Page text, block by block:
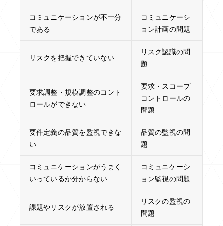
コミュニケーションが不十分
である
コミュニケーシ
ョン計画の問題
リスクを把握できていない
リスク認識の問
題
要求調整・規模調整のコント
ロールができない
要求・スコープ
コントロールの
問題
要件定義の品質を監視できな
い
品質の監視の問
題
コミュニケーションがうまく
いっているか分からない
コミュニケーシ
ョン監視の問題
課題やリスクが放置される
リスクの監視の
問題